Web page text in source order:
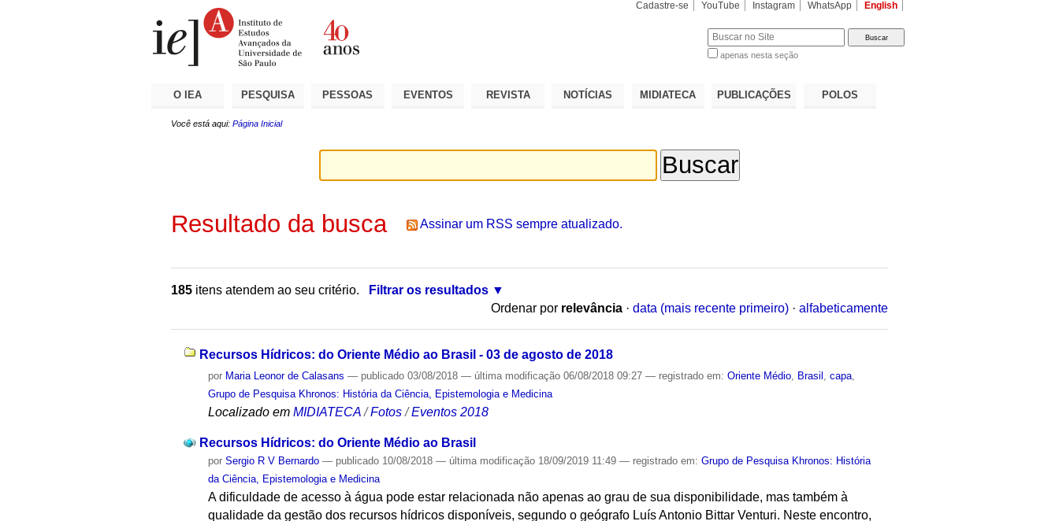
Cadastre-se YouTube Instagram WhatsApp English
apenas nesta seção
O IEA PESQUISA PESSOAS EVENTOS REVISTA NOTÍCIAS MIDIATECA PUBLICAÇÕES POLOS
Você está aqui: Página Inicial
Resultado da busca Assinar um RSS sempre atualizado.
185 itens atendem ao seu critério.
Filtrar os resultados
Ordenar por relevância · data (mais recente primeiro) · alfabeticamente
Recursos Hídricos: do Oriente Médio ao Brasil - 03 de agosto de 2018
por Maria Leonor de Calasans — publicado 03/08/2018— última modificação 06/08/2018 09:27— registrado em:Oriente Médio Brasil ,capa
Grupo de Pesquisa Khronos: História da Ciência, Epistemologia e Medicina
Localizado em MIDIATECA /Fotos /Eventos 2018
Recursos Hídricos: do Oriente Médio ao Brasil
porSergio R V Bernardo — publicado 10/08/2018— última modificação 18/09/2019 11:49— registrado em:Grupo de Pesquisa Khronos: História
da Ciência, Epistemologia e Medicina
A dificuldade de acesso à água pode estar relacionada não apenas ao grau de sua disponibilidade, mas também à
qualidade da gestão dos recursos hídricos disponíveis, segundo o geógrafo Luís Antonio Bittar Venturi. Neste encontro,